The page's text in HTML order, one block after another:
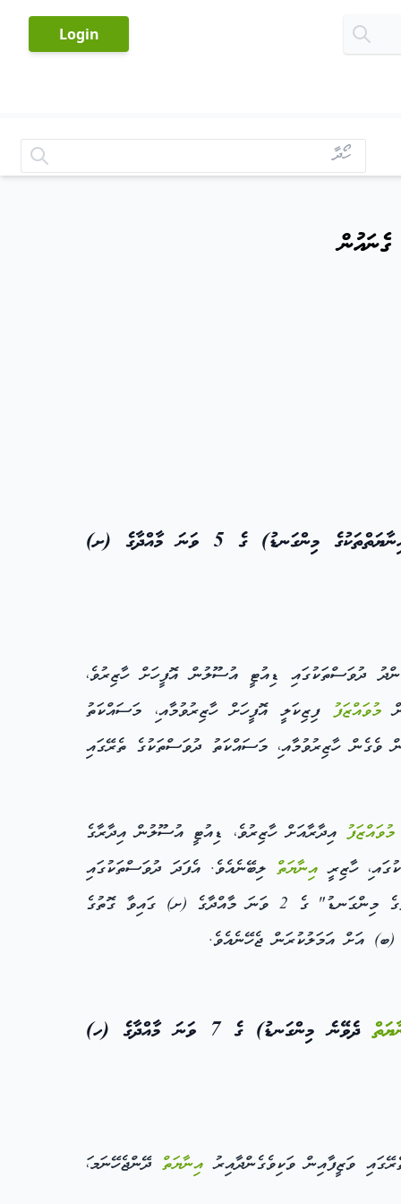
Login
- މިންގަނޑު ނަންބަރު 04-އެސްޓީ/2022/އެންޕީސީ-478 (މަގާމަށް ކަނޑައަޅައިފައިވާ މުސާރައާއި އިނާޔަތްތަކުގެ މިންގަނޑު) ގެ 5 ވަނަ މާއްދާގެ (ށ)
ދުވަސްތަކުގައި ޑިއުޓީ އުސޫލުން އޮފީހަށް ހާޒިރުވެ،
މުވައްޒަފު ފިޒިކަލީ އޮފީހަށް ހާޒިރުވުމާއ،ި މަސައްކަތު
ވެގެން ހާޒިރުވުމާއ،ި މަސައްކަތު ދުވަސްތަކުގެ ތެރޭގައި
މުވައްޒަފުއިދާރާއަށް ހާޒިރުވެ، ޑިއުޓީ އުސޫލުން އިދާރާގެ
ހާޒިރީއިނާޔަތް ލިބޭނެއެވެ. އެފަދަ ދުވަސްތަކުގައި
ދޭނެ ގޮތުގެ މިންގަނޑު" ގެ 2 ވަނަ މާއްދާގެ (ށ) ގައިވާ ގޮތުގެ
ދެވޭނެ މިންގަނޑު) ގެ 7 ވަނަ މާއްދާގެ (ހ)
އިނާޔަތް ދޭންޖެހޭނަމ،ަ